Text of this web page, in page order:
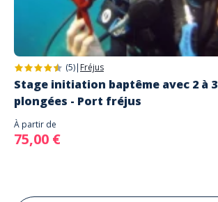
(5)| Fréjus
Stage initiation baptême avec 2 à 3
plongées - Port fréjus
À partir de
75,00 €